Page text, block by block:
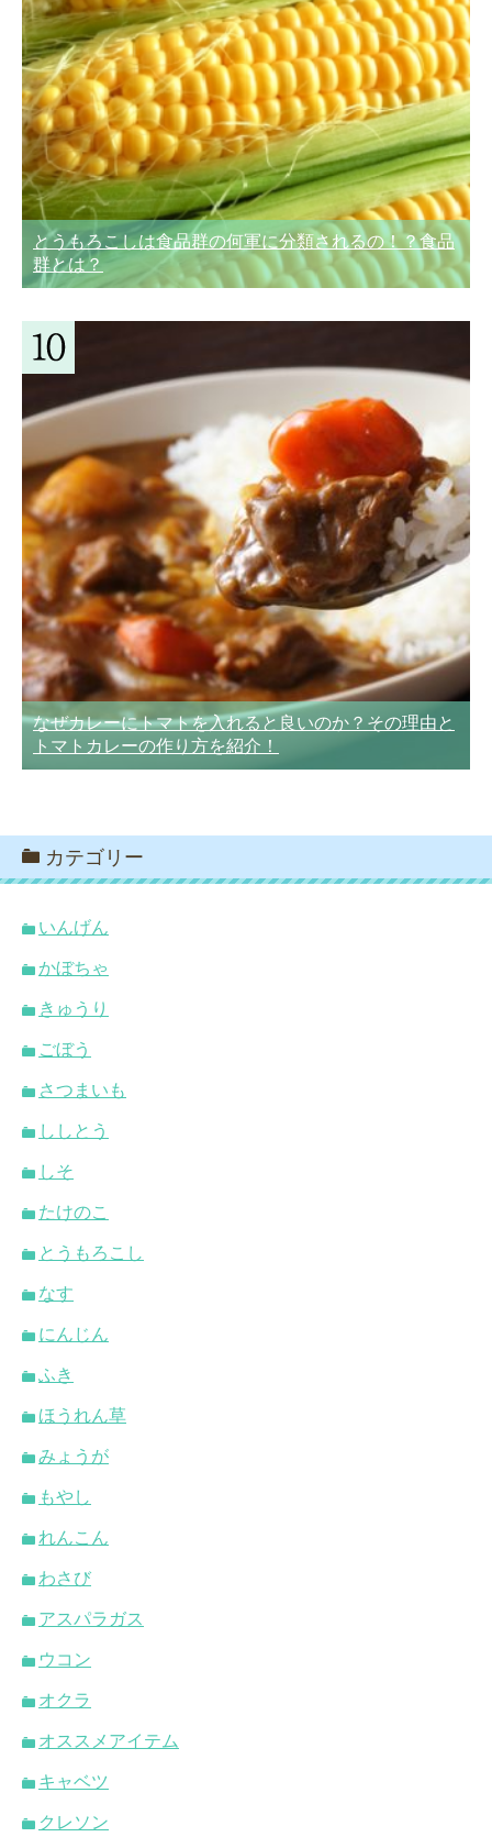
とうもろこしは食品群の何軍に分類されるの！？食品
群とは？
なぜカレーにトマトを入れると良いのか？その理由と
トマトカレーの作り方を紹介！
カテゴリー
いんげん
かぼちゃ
きゅうり
ごぼう
さつまいも
ししとう
しそ
たけのこ
とうもろこし
なす
にんじん
ふき
ほうれん草
みょうが
もやし
れんこん
わさび
アスパラガス
ウコン
オクラ
オススメアイテム
キャベツ
クレソン